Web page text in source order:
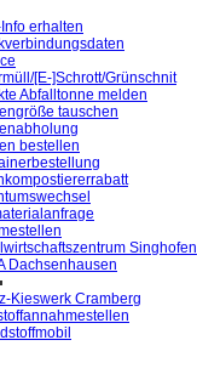
erhalten
[E-]Schrott/Grünschnit
Abfalltonne melden
tauschen
bestellen
Singhofen
Dachsenhausen
Kieswerk Cramberg